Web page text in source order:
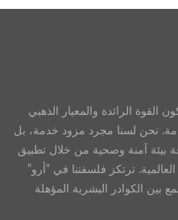
القوة الرائدة والمعيار الذهبي
نحن لسنا مجرد مزود خدمة، بل
بيئة آمنة وصحية من خلال تطبيق
ترتكز فلسفتنا في “أرو”
بين الكوادر البشرية المؤهلة